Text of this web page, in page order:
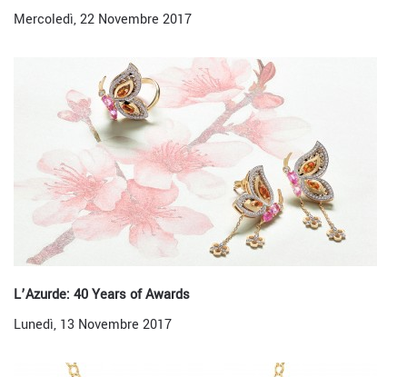
Mercoledì, 22 Novembre 2017
L’Azurde: 40 Years of Awards
Lunedì, 13 Novembre 2017